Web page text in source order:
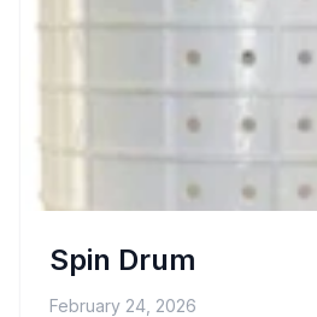
Spin Drum
February 24, 2026